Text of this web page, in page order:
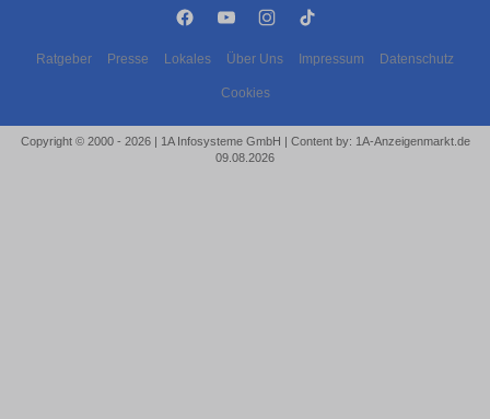
Ratgeber Presse Lokales Über Uns Impressum Datenschutz
Cookies
Copyright © 2000 - 2026 | 1A Infosysteme GmbH | Content by: 1A-Anzeigenmarkt.de
09.08.2026